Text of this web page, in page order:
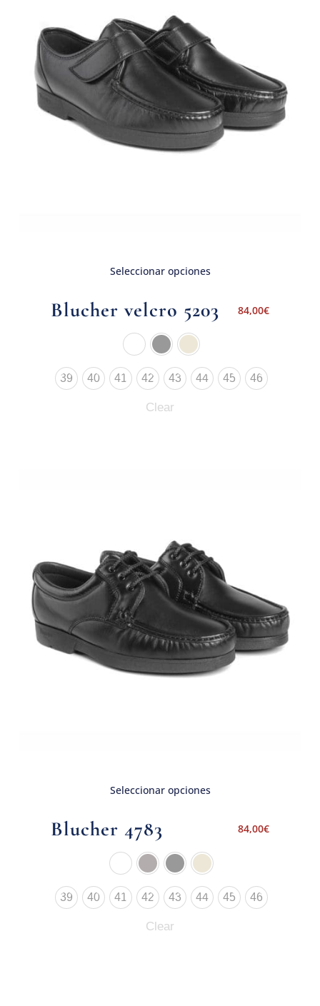
Seleccionar opciones
Blucher velcro 5203 84,00€
39 40 41 42 43 44 45 46
Clear
Seleccionar opciones
Blucher 4783 84,00€
39 40 41 42 43 44 45 46
Clear